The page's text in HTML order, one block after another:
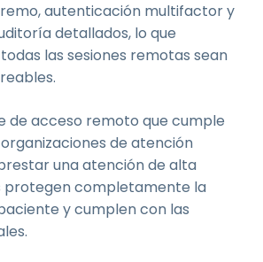
autenticación multifactor y
detallados, lo que
las sesiones remotas sean
de acceso remoto que cumple
organizaciones de atención
una atención de alta
protegen completamente la
y cumplen con las